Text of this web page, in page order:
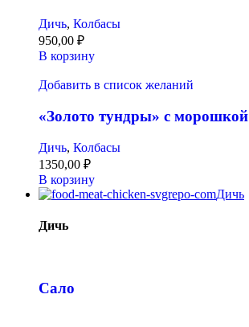
Дичь, Колбасы
950,00 ₽
В корзину
Добавить в список желаний
«Золото тундры» с морошкой
Дичь, Колбасы
1350,00 ₽
В корзину
Дичь
Дичь
Сало